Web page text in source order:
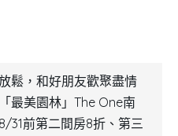
鬆，和好朋友歡聚盡情
最美園林」The One南
31前第二間房8折、第三